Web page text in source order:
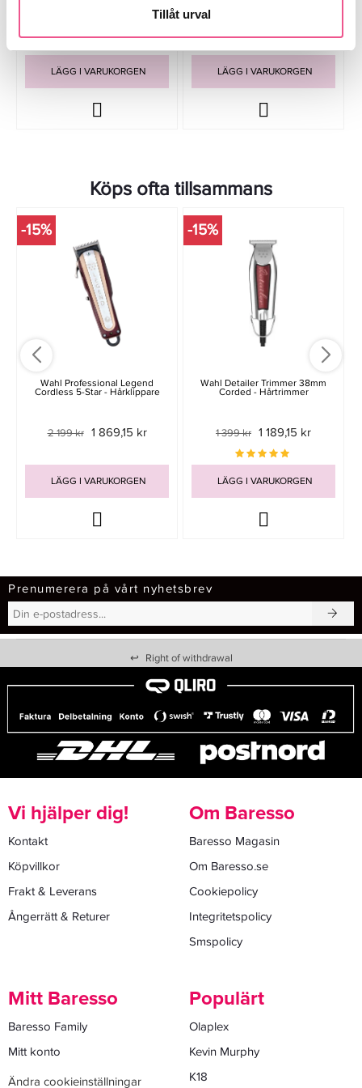
Tillåt urval
LÄGG I VARUKORGEN LÄGG I VARUKORGEN
Köps ofta tillsammans
-15%
Wahl Professional Legend
Cordless 5-Star - Hårklippare
2 199 kr 1 869,15 kr
LÄGG I VARUKORGEN
-15%
Wahl Detailer Trimmer 38mm
Corded - Hårtrimmer
1 399 kr 1 189,15 kr
LÄGG I VARUKORGEN
Prenumerera på vårt nyhetsbrev
↩ Right of withdrawal
Vi hjälper dig!
Kontakt
Köpvillkor
Frakt & Leverans
Ångerrätt & Returer
Om Baresso
Baresso Magasin
Om Baresso.se
Cookiepolicy
Integritetspolicy
Smspolicy
Mitt Baresso
Baresso Family
Mitt konto
Ändra cookieinställningar
Populärt
Olaplex
Kevin Murphy
K18